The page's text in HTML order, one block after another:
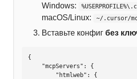
Windows:
macOS/Linux: ~/.cursor/
Вставьте конфиг без
{